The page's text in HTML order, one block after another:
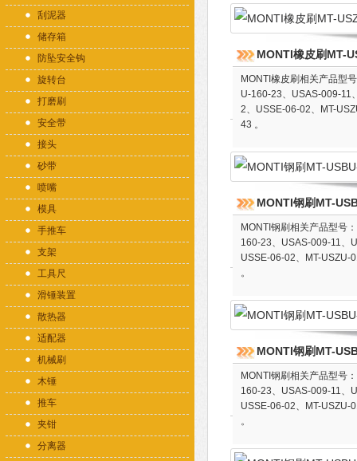
刮泥器
储存箱
防坠安全钩
旋转台
打磨刷
安全带
接头
砂带
喷嘴
模具
手推车
支架
工具尺
滑锤装置
散热器
适配器
机械刷
木锤
推车
夹钳
分离器
MONTI橡皮刷MT-
MONTI橡皮刷相关产品型
U-160-23、USAS-009-11
2、USSE-06-02、MT-
43 。
MONTI钢刷MT-
MONTI钢刷相关产品型号
160-23、USAS-009-11、
USSE-06-02、MT-USZU-
。
MONTI钢刷MT-
MONTI钢刷相关产品型号
160-23、USAS-009-11、
USSE-06-02、MT-USZU-
。